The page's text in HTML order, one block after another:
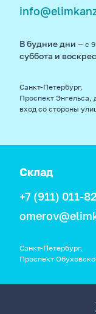
В будние дни — с
суббота и
Санкт-Петербург,
Проспект Энгельса,
вход со стороны
Склад
+7 (911) 011-
Санкт-Петербург,
Проспект